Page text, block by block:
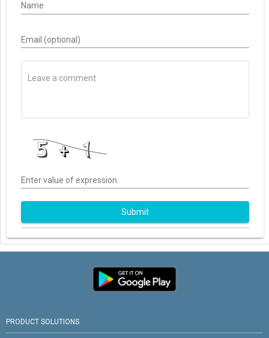
Name
Email (optional)
Enter value of expression
Submit
PRODUCT SOLUTIONS